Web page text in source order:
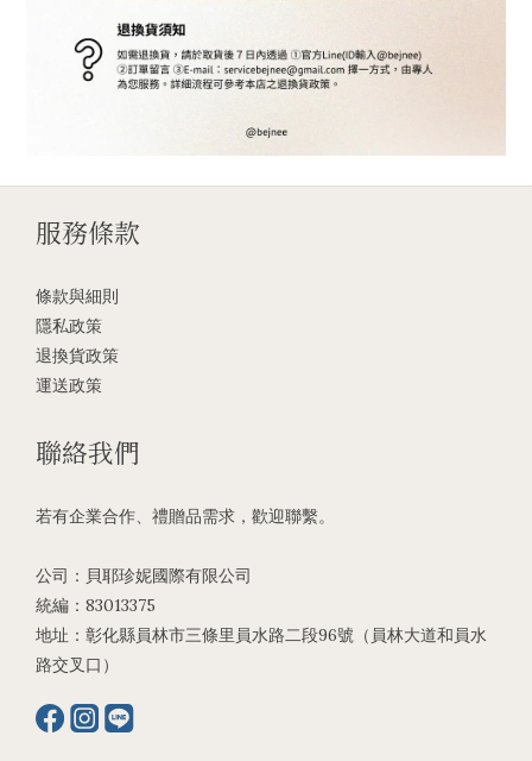
服務條款
條款與細則
隱私政策
退換貨政策
運送政策
聯絡我們
若有企業合作、禮贈品需求，歡迎聯繫。
公司：貝耶珍妮國際有限公司
統編：83013375
地址：彰化縣員林市三條里員水路二段96號（員林大道和員水
路交叉口）